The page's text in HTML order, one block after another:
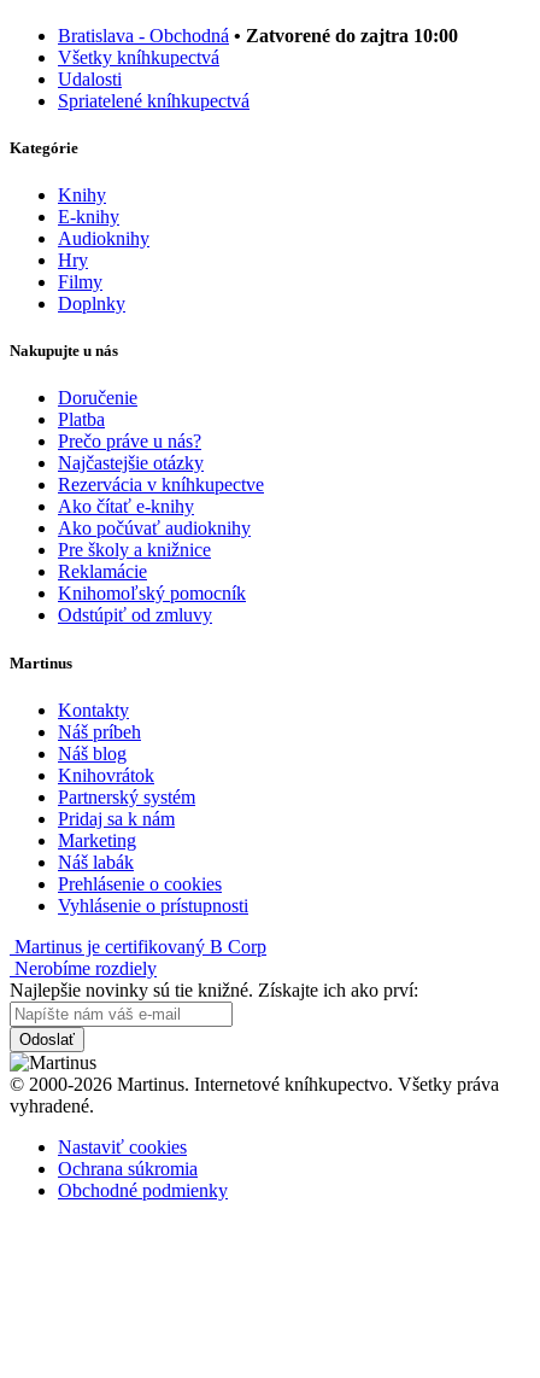
Bratislava - Obchodná • Zatvorené do zajtra 10:00
Všetky kníhkupectvá
Udalosti
Spriatelené kníhkupectvá
Kategórie
Knihy
E-knihy
Audioknihy
Hry
Filmy
Doplnky
Nakupujte u nás
Doručenie
Platba
Prečo práve u nás?
Najčastejšie otázky
Rezervácia v kníhkupectve
Ako čítať e-knihy
Ako počúvať audioknihy
Pre školy a knižnice
Reklamácie
Knihomoľský pomocník
Odstúpiť od zmluvy
Martinus
Kontakty
Náš príbeh
Náš blog
Knihovrátok
Partnerský systém
Pridaj sa k nám
Marketing
Náš labák
Prehlásenie o cookies
Vyhlásenie o prístupnosti
Martinus je certifikovaný B Corp
Nerobíme rozdiely
Najlepšie novinky sú tie knižné. Získajte ich ako prví:
Odoslať
© 2000-2026 Martinus. Internetové kníhkupectvo. Všetky práva
vyhradené.
Nastaviť cookies
Ochrana súkromia
Obchodné podmienky